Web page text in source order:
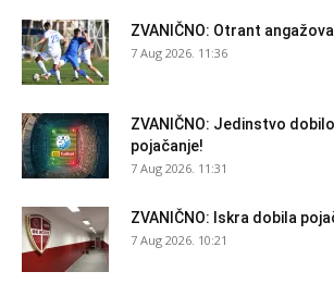
ZVANIČNO: Otrant
7 Aug 2026. 11:36
ZVANIČNO: Jedinstvo
pojačanje!
7 Aug 2026. 11:31
ZVANIČNO: Iskra dobila
7 Aug 2026. 10:21